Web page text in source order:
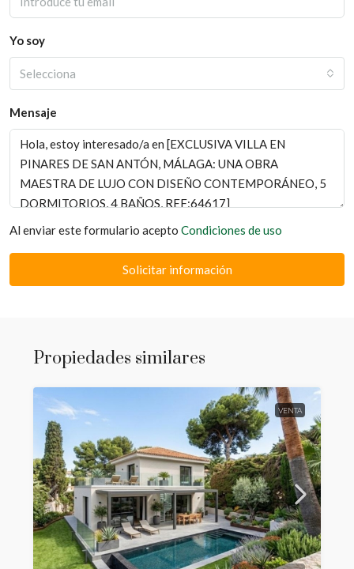
Yo soy
Selecciona
Mensaje
Al enviar este formulario acepto Condiciones de uso
Solicitar información
Propiedades similares
VENTA